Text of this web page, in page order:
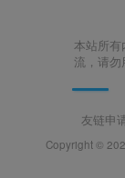
本站所有
流，请
友链申
Copyright ©